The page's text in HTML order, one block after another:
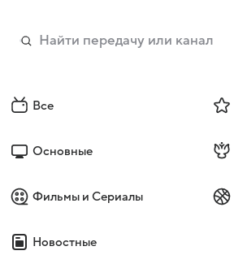
Все
Основные
Фильмы и Сериалы
Новостные